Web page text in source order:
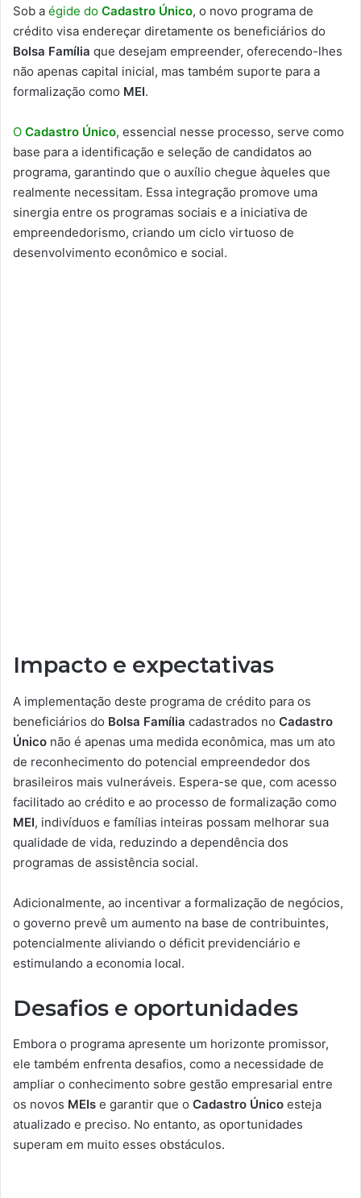
Sob a égide do Cadastro Único, o novo programa de
crédito visa endereçar diretamente os beneficiários do
Bolsa Família que desejam empreender, oferecendo-lhes
não apenas capital inicial, mas também suporte para a
formalização como MEI.
O Cadastro Único, essencial nesse processo, serve como
base para a identificação e seleção de candidatos ao
programa, garantindo que o auxílio chegue àqueles que
realmente necessitam. Essa integração promove uma
sinergia entre os programas sociais e a iniciativa de
empreendedorismo, criando um ciclo virtuoso de
desenvolvimento econômico e social.
Impacto e expectativas
A implementação deste programa de crédito para os
beneficiários do Bolsa Família cadastrados no Cadastro
Único não é apenas uma medida econômica, mas um ato
de reconhecimento do potencial empreendedor dos
brasileiros mais vulneráveis. Espera-se que, com acesso
facilitado ao crédito e ao processo de formalização como
MEI, indivíduos e famílias inteiras possam melhorar sua
qualidade de vida, reduzindo a dependência dos
programas de assistência social.
Adicionalmente, ao incentivar a formalização de negócios,
o governo prevê um aumento na base de contribuintes,
potencialmente aliviando o déficit previdenciário e
estimulando a economia local.
Desafios e oportunidades
Embora o programa apresente um horizonte promissor,
ele também enfrenta desafios, como a necessidade de
ampliar o conhecimento sobre gestão empresarial entre
os novos MEIs e garantir que o Cadastro Único esteja
atualizado e preciso. No entanto, as oportunidades
superam em muito esses obstáculos.